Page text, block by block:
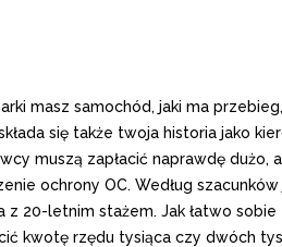
masz samochód, jaki ma
się także twoja historia jako
muszą zapłacić naprawdę dużo,
ochrony OC. Według
20-letnim stażem. Jak łatwo
kwotę rzędu tysiąca czy dwóch